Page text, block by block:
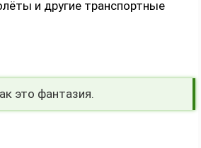
и другие транспортные
это фантазия.